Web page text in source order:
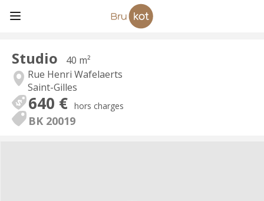
Studio
40 m²
Rue Henri Wafelaerts
Saint-Gilles
640 € hors charges
BK 20019